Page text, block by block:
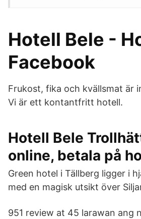
Hotell Bele -
Facebook
Frukost, fika och kvällsmat är
Vi är ett kontantfritt hotell.
Hotell Bele
online, betala på
Green hotel i Tällberg ligger i
med en magisk utsikt över
951 review at 45 larawan ang